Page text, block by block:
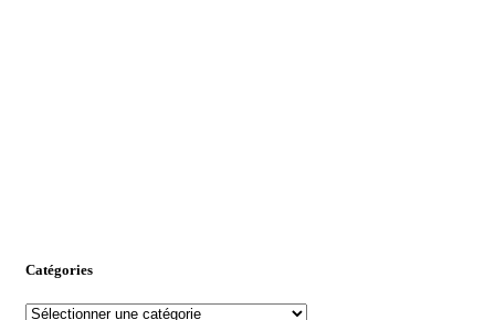
Catégories
Catégories